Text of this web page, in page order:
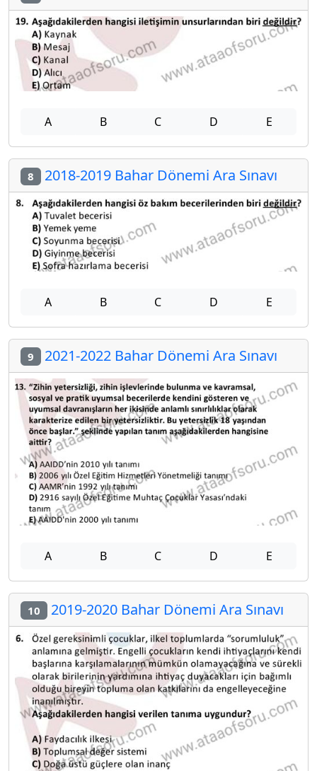
A B C D E
8 2018-2019 Bahar Dönemi Ara Sınavı
A B C D E
9 2021-2022 Bahar Dönemi Ara Sınavı
A B C D E
10 2019-2020 Bahar Dönemi Ara Sınavı